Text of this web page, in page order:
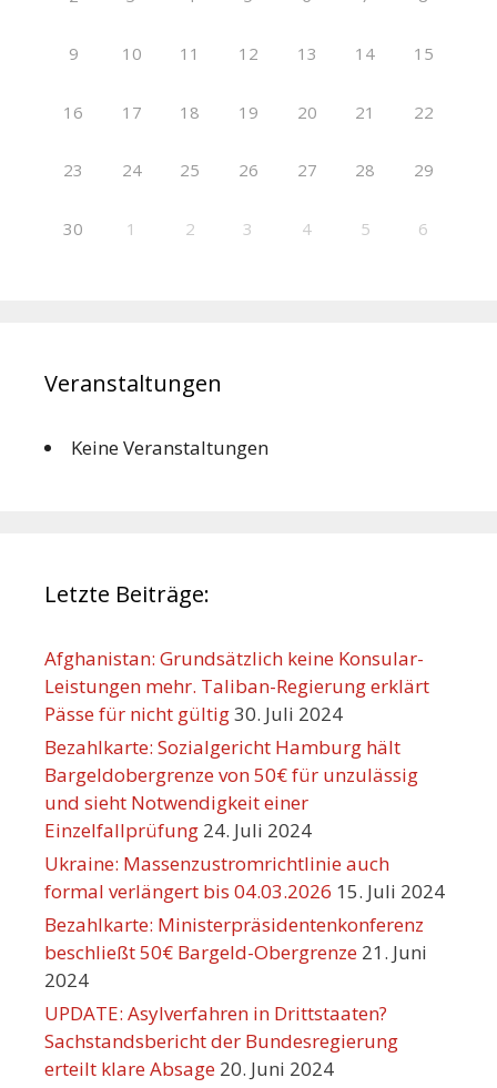
9 10 11 12 13 14 15
16 17 18 19 20 21 22
23 24 25 26 27 28 29
30 1 2 3 4 5 6
Veranstaltungen
Keine Veranstaltungen
Letzte Beiträge:
Afghanistan: Grundsätzlich keine Konsular-
Leistungen mehr. Taliban-Regierung erklärt
Pässe für nicht gültig30. Juli 2024
Bezahlkarte: Sozialgericht Hamburg hält
Bargeldobergrenze von 50€ für unzulässig
und sieht Notwendigkeit einer
Einzelfallprüfung 24. Juli 2024
Ukraine: Massenzustromrichtlinie auch
formal verlängert bis 04.03.2026 15. Juli 2024
Bezahlkarte: Ministerpräsidentenkonferenz
beschließt 50€ Bargeld-Obergrenze 21. Juni
2024
UPDATE: Asylverfahren in Drittstaaten?
Sachstandsbericht der Bundesregierung
erteilt klare Absage 20. Juni 2024